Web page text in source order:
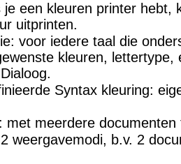
je een kleuren printer hebt,
uitprinten.
voor iedere taal die
kleuren, lettertype,
Syntax kleuring:
met meerdere documenten
weergavemodi, b.v. 2